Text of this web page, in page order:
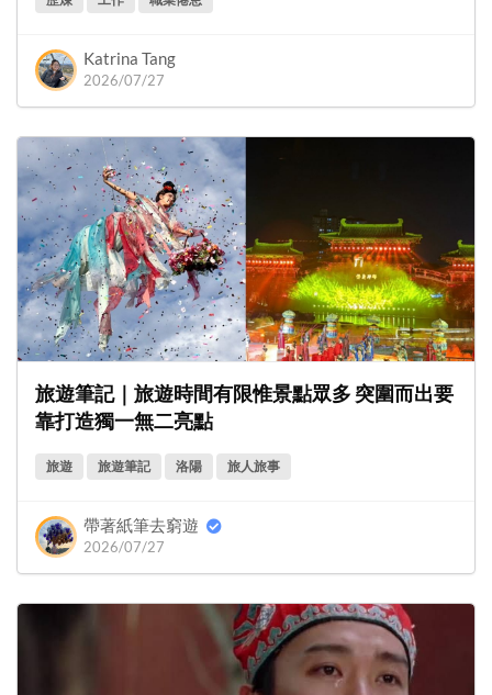
Katrina Tang
2026/07/27
旅遊筆記｜旅遊時間有限惟景點眾多 突圍而出要
靠打造獨一無二亮點
旅遊 旅遊筆記 洛陽 旅人旅事
帶著紙筆去窮遊
2026/07/27